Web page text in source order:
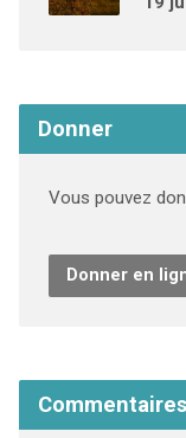
Donner
Vous pouvez
Donner en